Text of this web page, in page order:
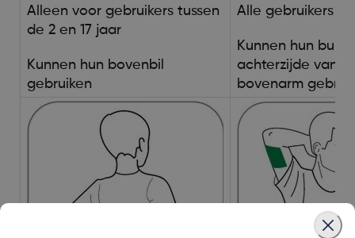
Alleen voor gebruikers tussen
de 2 en 17 jaar
Kunnen hun bovenbil
gebruiken
Alle gebruikers
Kunnen hun buik
achterzijde van
bovenarm